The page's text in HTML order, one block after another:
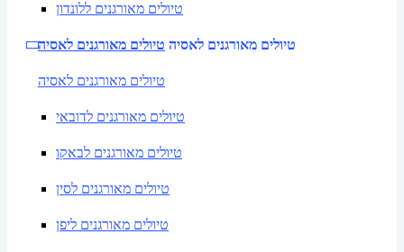
טיולים מאורגנים ללונדון
טיולים מאורגנים לאסיה טיולים מאורגנים לאסיה
טיולים מאורגנים לאסיה
טיולים מאורגנים לדובאי
טיולים מאורגנים לבאקו
טיולים מאורגנים לסין
טיולים מאורגנים ליפן